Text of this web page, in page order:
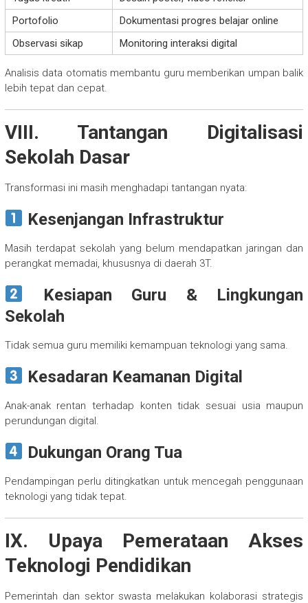
Portofolio
Dokumentasi progres belajar online
Observasi sikap
Monitoring interaksi digital
Analisis data otomatis membantu guru memberikan umpan balik
lebih tepat dan cepat.
VIII. Tantangan Digitalisasi
Sekolah Dasar
Transformasi ini masih menghadapi tantangan nyata:
Kesenjangan Infrastruktur
Masih terdapat sekolah yang belum mendapatkan jaringan dan
perangkat memadai, khususnya di daerah 3T.
Kesiapan Guru & Lingkungan
Sekolah
Tidak semua guru memiliki kemampuan teknologi yang sama.
Kesadaran Keamanan Digital
Anak-anak rentan terhadap konten tidak sesuai usia maupun
perundungan digital.
Dukungan Orang Tua
Pendampingan perlu ditingkatkan untuk mencegah penggunaan
teknologi yang tidak tepat.
IX. Upaya Pemerataan Akses
Teknologi Pendidikan
Pemerintah dan sektor swasta melakukan kolaborasi strategis